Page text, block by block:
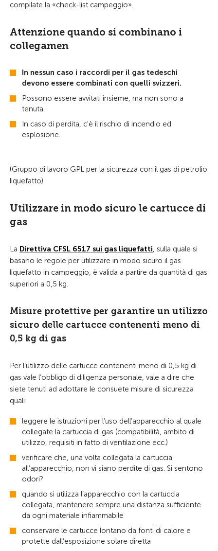
compilate la «check-list campeggio».
Attenzione quando si combinano i
collegamen
In nessun caso i raccordi per il gas tedeschi
devono essere combinati con quelli svizzeri.
Possono essere avvitati insieme, ma non sono a
tenuta.
In caso di perdita, c'è il rischio di incendio ed
esplosione.
(Gruppo di lavoro GPL per la sicurezza con il gas di petrolio
liquefatto)
Utilizzare in modo sicuro le cartucce di
gas
La Direttiva CFSL 6517 sui gas liquefatti, sulla quale si
basano le regole per utilizzare in modo sicuro il gas
liquefatto in campeggio, è valida a partire da quantità di gas
superiori a 0,5 kg.
Misure protettive per garantire un utilizzo
sicuro delle cartucce contenenti meno di
0,5 kg di gas
Per l’utilizzo delle cartucce contenenti meno di 0,5 kg di
gas vale l’obbligo di diligenza personale, vale a dire che
siete tenuti ad adottare le consuete misure di sicurezza
quali:
leggere le istruzioni per l’uso dell’apparecchio al quale
collegate la cartuccia di gas (compatibilità, ambito di
utilizzo, requisiti in fatto di ventilazione ecc.)
verificare che, una volta collegata la cartuccia
all’apparecchio, non vi siano perdite di gas. Si sentono
odori?
quando si utilizza l’apparecchio con la cartuccia
collegata, mantenere sempre una distanza sufficiente
da ogni materiale infiammabile
conservare le cartucce lontano da fonti di calore e
protette dall’esposizione solare diretta